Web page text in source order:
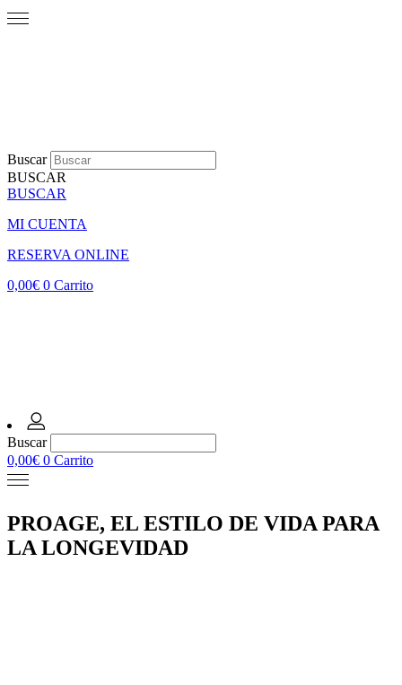
Buscar
BUSCAR
BUSCAR
MI CUENTA
RESERVA ONLINE
0,00€ 0 Carrito
Buscar
0,00€ 0 Carrito
PROAGE, EL ESTILO DE VIDA PARA
LA LONGEVIDAD